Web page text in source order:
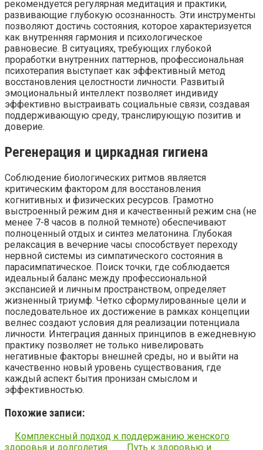
рекомендуется регулярная медитация и практики,
развивающие глубокую осознанность. Эти инструменты
позволяют достичь состояния, которое характеризуется
как внутренняя гармония и психологическое
равновесие. В ситуациях, требующих глубокой
проработки внутренних паттернов, профессиональная
психотерапия выступает как эффективный метод
восстановления целостности личности. Развитый
эмоциональный интеллект позволяет индивиду
эффективно выстраивать социальные связи, создавая
поддерживающую среду, транслирующую позитив и
доверие.
Регенерация и циркадная гигиена
Соблюдение биологических ритмов является
критическим фактором для восстановления
когнитивных и физических ресурсов. Грамотно
выстроенный режим дня и качественный режим сна (не
менее 7-8 часов в полной темноте) обеспечивают
полноценный отдых и синтез мелатонина. Глубокая
релаксация в вечерние часы способствует переходу
нервной системы из симпатического состояния в
парасимпатическое. Поиск точки, где соблюдается
идеальный баланс между профессиональной
экспансией и личным пространством, определяет
жизненный триумф. Четко сформулированные цели и
последовательное их достижение в рамках концепции
велнес создают условия для реализации потенциала
личности. Интеграция данных принципов в ежедневную
практику позволяет не только нивелировать
негативные факторы внешней среды, но и выйти на
качественно новый уровень существования, где
каждый аспект бытия пронизан смыслом и
эффективностью.
Похожие записи:
Комплексный подход к поддержанию женского
здоровья и долголетия
Путь к здоровью и